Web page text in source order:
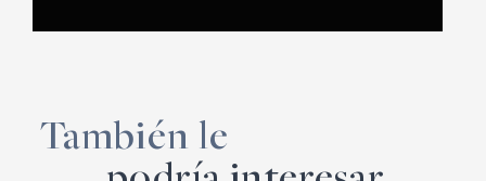
También le